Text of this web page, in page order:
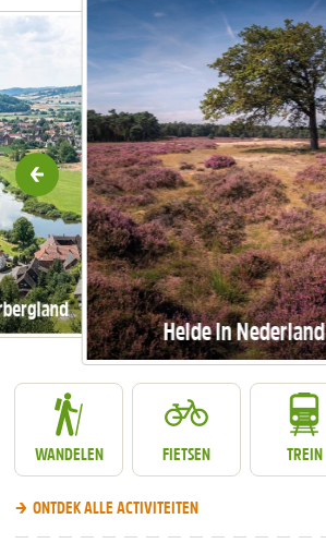
Heide in Nederland
Vorige
WANDELEN FIETSEN TREIN
ONTDEK ALLE ACTIVITEITEN